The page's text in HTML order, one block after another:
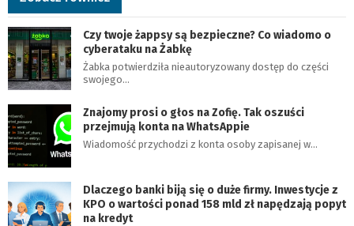
Czy twoje żappsy są bezpieczne? Co wiadomo o
cyberataku na Żabkę
Żabka potwierdziła nieautoryzowany dostęp do części
swojego…
Znajomy prosi o głos na Zofię. Tak oszuści
przejmują konta na WhatsAppie
Wiadomość przychodzi z konta osoby zapisanej w…
Dlaczego banki biją się o duże firmy. Inwestycje z
KPO o wartości ponad 158 mld zł napędzają popyt
na kredyt